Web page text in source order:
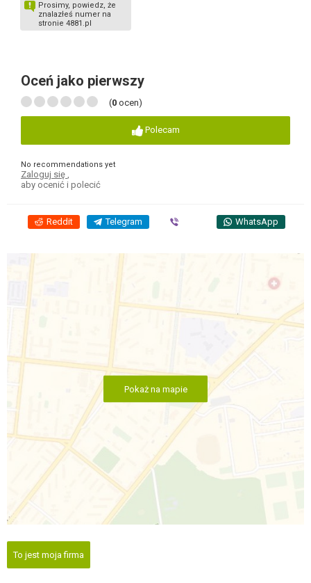
Prosimy, powiedz, że
znalazłeś numer na
stronie 4881.pl
Oceń jako pierwszy
(0 ocen)
Polecam
No recommendations yet
Zaloguj się
aby ocenić i polecić
Reddit Telegram WhatsApp
Pokaż na mapie
To jest moja firma